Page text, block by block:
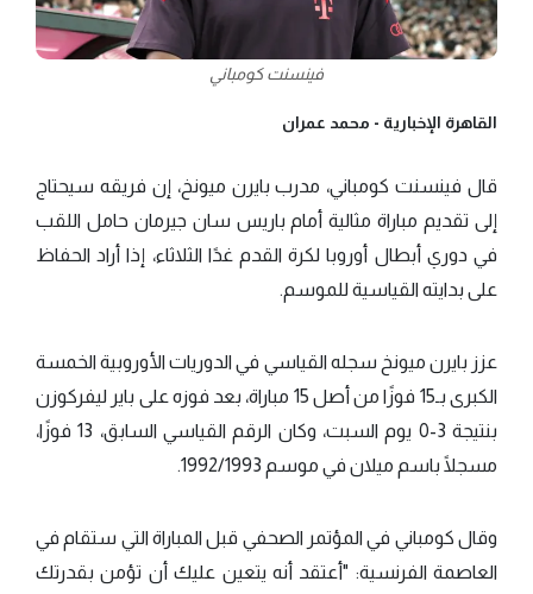
فينسنت كومباني
القاهرة الإخبارية - محمد عمران
قال فينسنت كومباني، مدرب بايرن ميونخ، إن فريقه سيحتاج
إلى تقديم مباراة مثالية أمام باريس سان جيرمان حامل اللقب
في دوري أبطال أوروبا لكرة القدم غدًا الثلاثاء، إذا أراد الحفاظ
على بدايته القياسية للموسم.
عزز بايرن ميونخ سجله القياسي في الدوريات الأوروبية الخمسة
الكبرى بـ15 فوزًا من أصل 15 مباراة، بعد فوزه على باير ليفركوزن
بنتيجة 3-0 يوم السبت، وكان الرقم القياسي السابق، 13 فوزًا،
مسجلًا باسم ميلان في موسم 1992/1993.
وقال كومباني في المؤتمر الصحفي قبل المباراة التي ستقام في
العاصمة الفرنسية: "أعتقد أنه يتعين عليك أن تؤمن بقدرتك